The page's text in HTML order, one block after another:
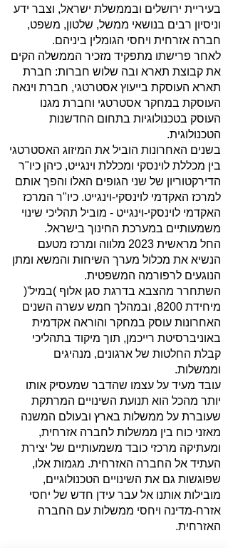
בעיריית ירושלים ובממשלת ישראל, וצבר ידע
וניסיון רבים בנושאי ממשל, שלטון, משפט,
חברה אזרחית ויחסי הגומלין ביניהם.
לאחר פרישתו מתפקיד מזכיר הממשלה הקים
את קבוצת תארא ובה שלוש חברות: חברת
תארא העוסקת בייעוץ אסטרטגי, חברת וינאה
העוסקת במחקר אסטרטגי וחברת מגנו
העוסק בטכנולוגיות בתחום החדשנות
הטכנולוגית.
בשנים האחרונות הוביל את המיזוג האסטרטגי
בין מכללת לוינסקי ומכללת וינגייט, כיהן כיו"ר
הדירקטוריון של שני הגופים האלו והפך אותם
למרכז האקדמי לוינסקי-וינגייט. כיו"ר המרכז
האקדמי לוינסקי-וינגייט - מוביל תהליכי שינוי
משמעותיים במערכת החינוך בישראל.
החל מראשית 2023 מלווה ומרכז מטעם
הנשיא את מכלול מערך השיחות והמשא ומתן
הנוגעים לרפורמה המשפטית.
השתחרר מהצבא בדרגת סגן אלוף )במיל'(
מיחידת 8200, ובמהלך חמש עשרה השנים
האחרונות עוסק במחקר והוראה אקדמית
באוניברסיטת רייכמן, תוך מיקוד בתהליכי
קבלת החלטות של ארגונים, מנהיגים
וממשלות.
עובד מעיד על עצמו שהדבר שמעסיק אותו
יותר מהכל הוא תנועת השינויים המרתקת
שעוברת על ממשלות בארץ ובעולם המשנה
מאזני כוח בין ממשלות לחברה אזרחית,
ומעתיקה מרכזי כובד משמעותיים של יצירת
העתיד אל החברה האזרחית. מגמות אלו,
שפוגשות גם את השינויים הטכנולוגיים,
מובילות אותנו אל עבר עידן חדש של יחסי
אזרח-מדינה ויחסי ממשלות עם החברה
האזרחית.